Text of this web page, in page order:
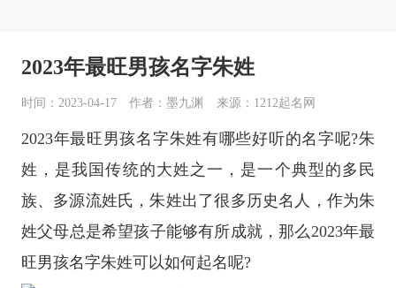
2023年最旺男孩名字朱姓
时间：2023-04-17 作者：墨九渊 来源：1212起名网
2023年最旺男孩名字朱姓有哪些好听的名字呢?朱
姓，是我国传统的大姓之一，是一个典型的多民
族、多源流姓氏，朱姓出了很多历史名人，作为朱
姓父母总是希望孩子能够有所成就，那么2023年最
旺男孩名字朱姓可以如何起名呢?